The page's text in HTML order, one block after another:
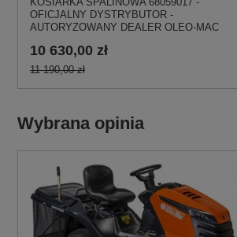
OFICJALNY DYSTRYBUTOR -
AUTORYZOWANY DEALER OLEO-MAC
10 630,00 zł
11 190,00 zł
Wybrana opinia